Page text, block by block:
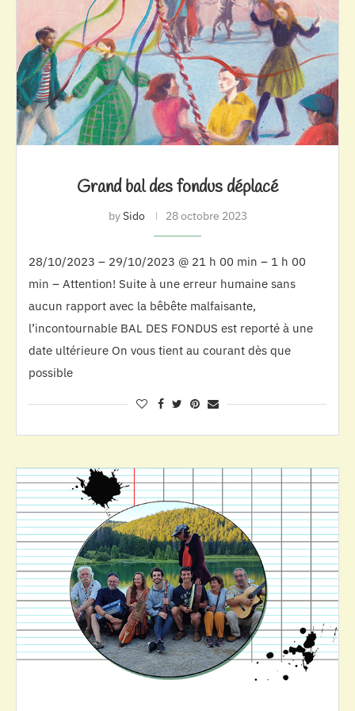
Grand bal des fondus déplacé
bySido 28 octobre 2023
28/10/2023 – 29/10/2023 @ 21 h 00 min – 1 h 00
min – Attention! Suite à une erreur humaine sans
aucun rapport avec la bêbête malfaisante,
l’incontournable BAL DES FONDUS est reporté à une
date ultérieure On vous tient au courant dès que
possible